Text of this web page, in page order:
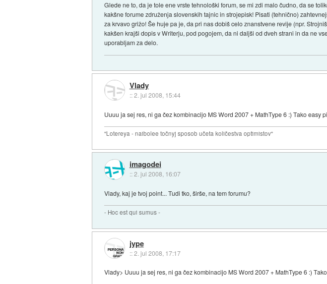
Glede ne to, da je tole ene vrste tehnološki forum, se mi zdi malo čudno, da se
kakšne forume združenja slovenskih tajnic in strojepisk! Pisati (tehnično)
za krvavo grižo! Še huje pa je, da pri nas dobiš celo znanstvene revije (npr.
kakšen krajši dopis v Writerju, pod pogojem, da ni daljši od dveh strani in da ne
uporabljam za delo.
Vlady
::2. jul 2008, 15:44
Uuuu ja sej res, ni ga čez kombinacijo MS Word 2007 + MathType 6 :) Tako easy
"Lotereya - naibolee točnyj sposob učeta količestva optimistov"
imagodei
::2. jul 2008, 16:07
Vlady, kaj je tvoj point... Tudi tko, širše, na tem forumu?
- Hoc est qui sumus -
jype
::2. jul 2008, 17:17
Vlady> Uuuu ja sej res, ni ga čez kombinacijo MS Word 2007 + MathType 6 :)